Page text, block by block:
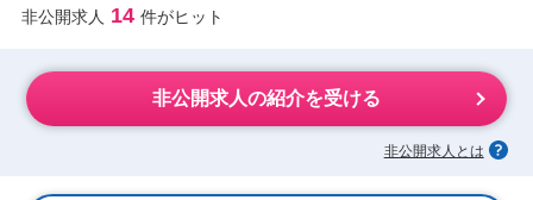
非公開求人 14 件がヒット
非公開求人の紹介を受ける
非公開求人とは